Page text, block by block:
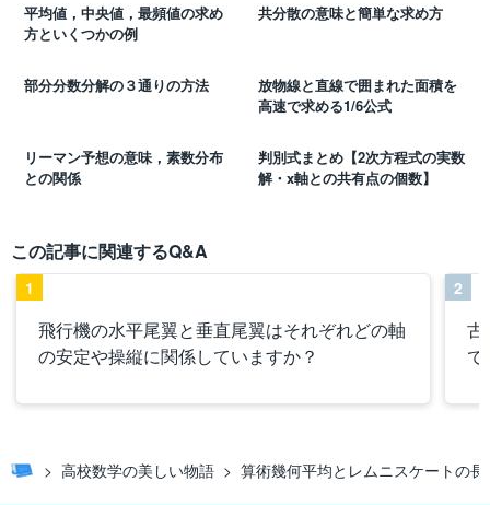
平均値，中央値，最頻値の求め
方といくつかの例
共分散の意味と簡単な求め方
部分分数分解の３通りの方法
放物線と直線で囲まれた面積を
高速で求める1/6公式
リーマン予想の意味，素数分布
との関係
判別式まとめ【2次方程式の実数
解・x軸との共有点の個数】
この記事に関連するQ&A
飛行機の水平尾翼と垂直尾翼はそれぞれどの軸
の安定や操縦に関係していますか？
1
古
で
2
高校数学の美しい物語 算術幾何平均とレムニスケートの長